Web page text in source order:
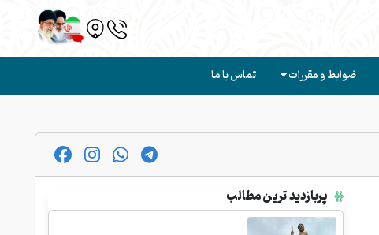
ضوابط و مقررات تماس با ما
پربازدید ترین مطالب